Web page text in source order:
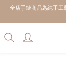
全店手鏈商品為純手工